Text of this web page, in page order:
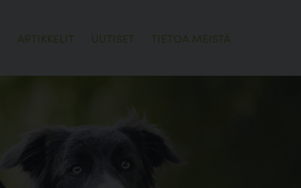
ARTIKKELIT UUTISET TIETOA MEISTÄ